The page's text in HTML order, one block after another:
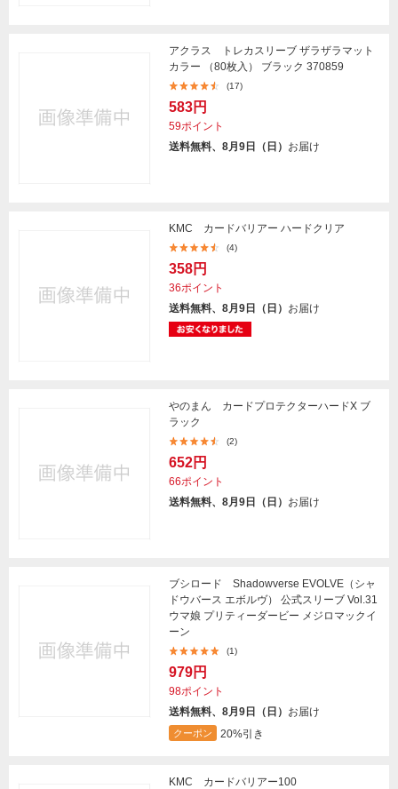
アクラス トレカスリーブ ザラザラマット
カラー （80枚入） ブラック 370859
(17)
583円
59ポイント
送料無料、8月9日（日） お届け
KMC カードバリアー ハードクリア
(4)
358円
36ポイント
送料無料、8月9日（日） お届け
やのまん カードプロテクターハードX ブ
ラック
(2)
652円
66ポイント
送料無料、8月9日（日） お届け
ブシロード Shadowverse EVOLVE（シャ
ドウバース エボルヴ） 公式スリーブ Vol.31
ウマ娘 プリティーダービー メジロマックイ
ーン
(1)
979円
98ポイント
送料無料、8月9日（日） お届け
クーポン 20%引き
KMC カードバリアー100